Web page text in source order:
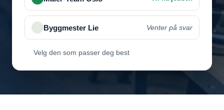
Velg den som passer deg best